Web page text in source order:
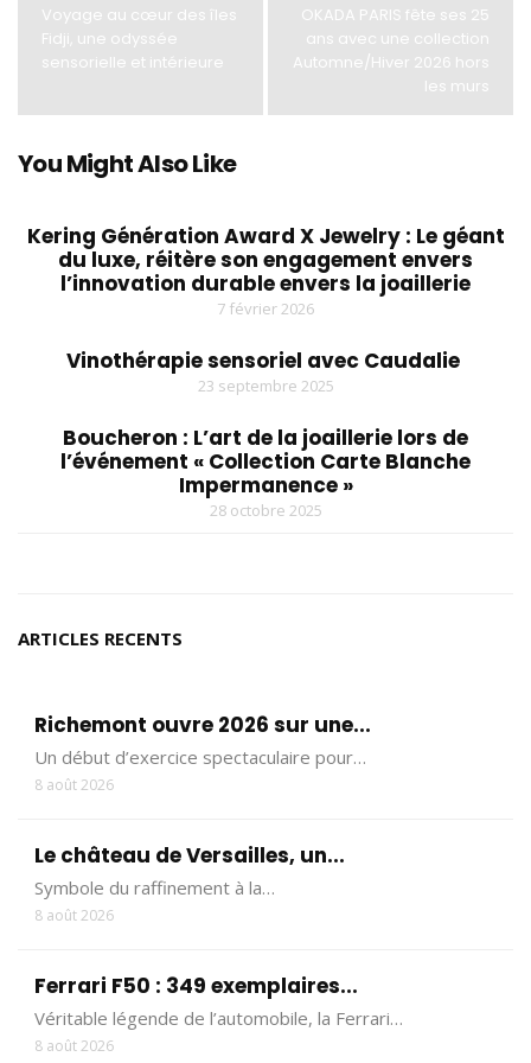
Voyage au cœur des îles
Fidji, une odyssée
sensorielle et intérieure
OKADA PARIS fête ses 25
ans avec une collection
Automne/Hiver 2026 hors
les murs
You Might Also Like
Kering Génération Award X Jewelry : Le géant
du luxe, réitère son engagement envers
l’innovation durable envers la joaillerie
7 février 2026
Vinothérapie sensoriel avec Caudalie
23 septembre 2025
Boucheron : L’art de la joaillerie lors de
l’événement « Collection Carte Blanche
Impermanence »
28 octobre 2025
ARTICLES RECENTS
Richemont ouvre 2026 sur une...
Un début d’exercice spectaculaire pour…
8 août 2026
Le château de Versailles, un...
Symbole du raffinement à la…
8 août 2026
Ferrari F50 : 349 exemplaires...
Véritable légende de l’automobile, la Ferrari…
8 août 2026